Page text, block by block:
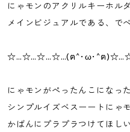
にゃモンのアクリルキーホル
メインビジュアルである、で
☆…☆…☆…☆…(ฅ^･ω･^ฅ
にゃモンがぺったんこにな
シンプルイズベスーートにゃ
かばんにプラプラつけてほし